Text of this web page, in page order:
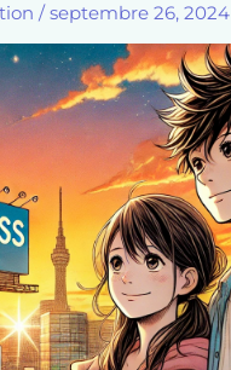
/ septembre 26, 2024